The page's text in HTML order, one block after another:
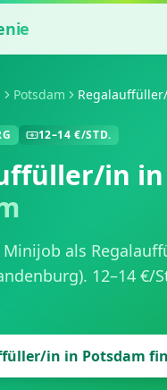
springen
Potsdam
12–14 €/STD.
in in
Minijob als
). 12–14 €/
in in Potsdam